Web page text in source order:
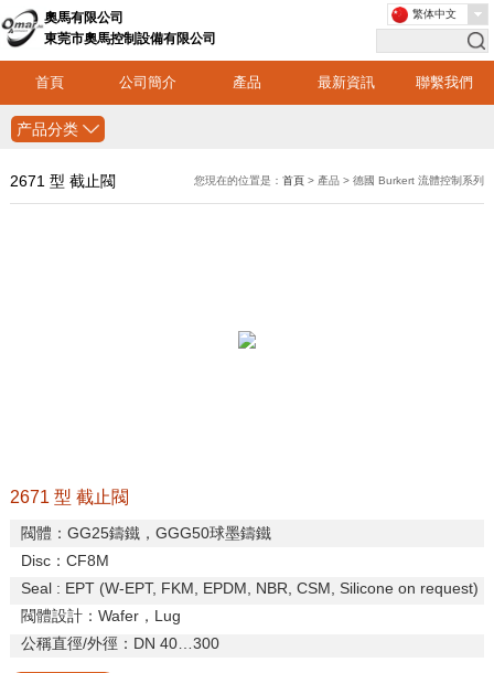
奧馬有限公司
東莞市奧馬控制設備有限公司
首頁 公司簡介 產品 最新資訊 聯繫我們
繁体中文
产品分类
2671 型 截止閥 您現在的位置是：首頁 > 產品 > 德國 Burkert 流體控制系列
2671 型 截止閥
閥體： GG25鑄鐵， GGG50球墨鑄鐵
Disc： CF8M
Seal : EPT (W-EPT, FKM, EPDM, NBR, CSM, Silicone on request)
閥體設計： Wafer， Lug
公稱直徑/外徑： DN 40…300